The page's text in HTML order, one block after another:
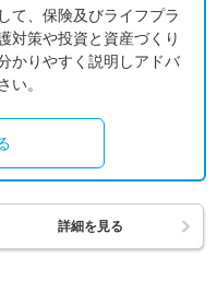
て、保険及びライフプラ
対策や投資と資産づくり
かりやすく説明しアドバ
い。
詳細を見る